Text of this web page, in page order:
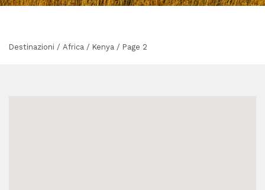
Destinazioni / Africa / Kenya / Page 2